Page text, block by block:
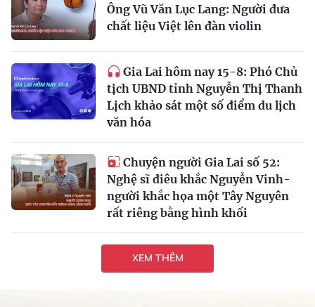
Ông Vũ Văn Lục Lang: Người đưa
chất liệu Việt lên đàn violin
Gia Lai hôm nay 15-8: Phó Chủ
tịch UBND tỉnh Nguyễn Thị Thanh
Lịch khảo sát một số điểm du lịch
văn hóa
Chuyện người Gia Lai số 52:
Nghệ sĩ điêu khắc Nguyễn Vinh-
người khắc họa một Tây Nguyên
rất riêng bằng hình khối
XEM THÊM